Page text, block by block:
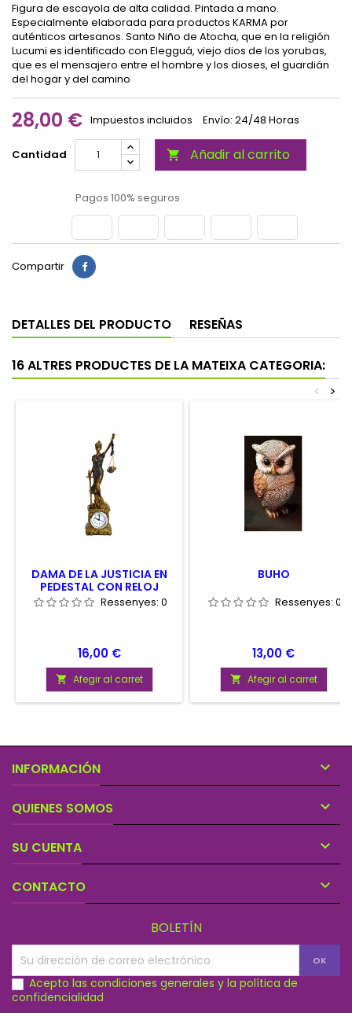
Figura de escayola de alta calidad. Pintada a mano.
Especialmente elaborada para productos KARMA por
auténticos artesanos. Santo Niño de Atocha, que en la religión
Lucumi es identificado con Elegguá, viejo dios de los yorubas,
que es el mensajero entre el hombre y los dioses, el guardián
del hogar y del camino
28,00 € Impuestos incluidos Envío: 24/48 Horas
Cantidad  Añadir al carrito
Pagos 100% seguros
Compartir
DETALLES DEL PRODUCTO RESEÑAS
16 ALTRES PRODUCTES DE LA MATEIXA CATEGORIA:
>
<
DAMA DE LA JUSTICIA EN
PEDESTAL CON RELOJ
27CM AZULRessenyes: 0
Preu
16,00 €
 Afegir al carret
BUHO
Ressenyes: 0
Preu
13,00 €
 Afegir al carret
INFORMACIÓN 
QUIENES SOMOS 
SU CUENTA 
CONTACTO 
BOLETÍN
Acepto las condiciones generales y la política de
confidencialidad